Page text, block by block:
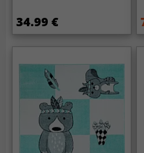
34.99 €